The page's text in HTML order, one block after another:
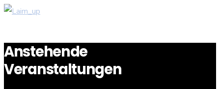
Anstehende
Veranstaltungen